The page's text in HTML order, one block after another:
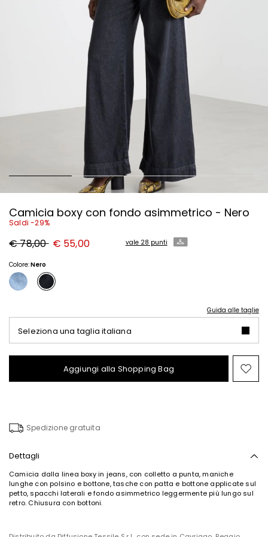
Camicia boxy con fondo asimmetrico - Nero
Saldi -29%
Prezzo
originale
78,00
€ 78,00 Nuovo
prezzo
€ 55,00 vale 28 punti
Colore:Nero
Guida alle taglie
Seleziona una taglia italiana
Aggiungi alla Shopping Bag
Spedizione gratuita
Dettagli
Camicia dalla linea boxy in jeans, con colletto a punta, maniche
lunghe con polsino e bottone, tasche con patta e bottone applicate sul
petto, spacchi laterali e fondo asimmetrico leggermente più lungo sul
retro. Chiusura con bottoni.